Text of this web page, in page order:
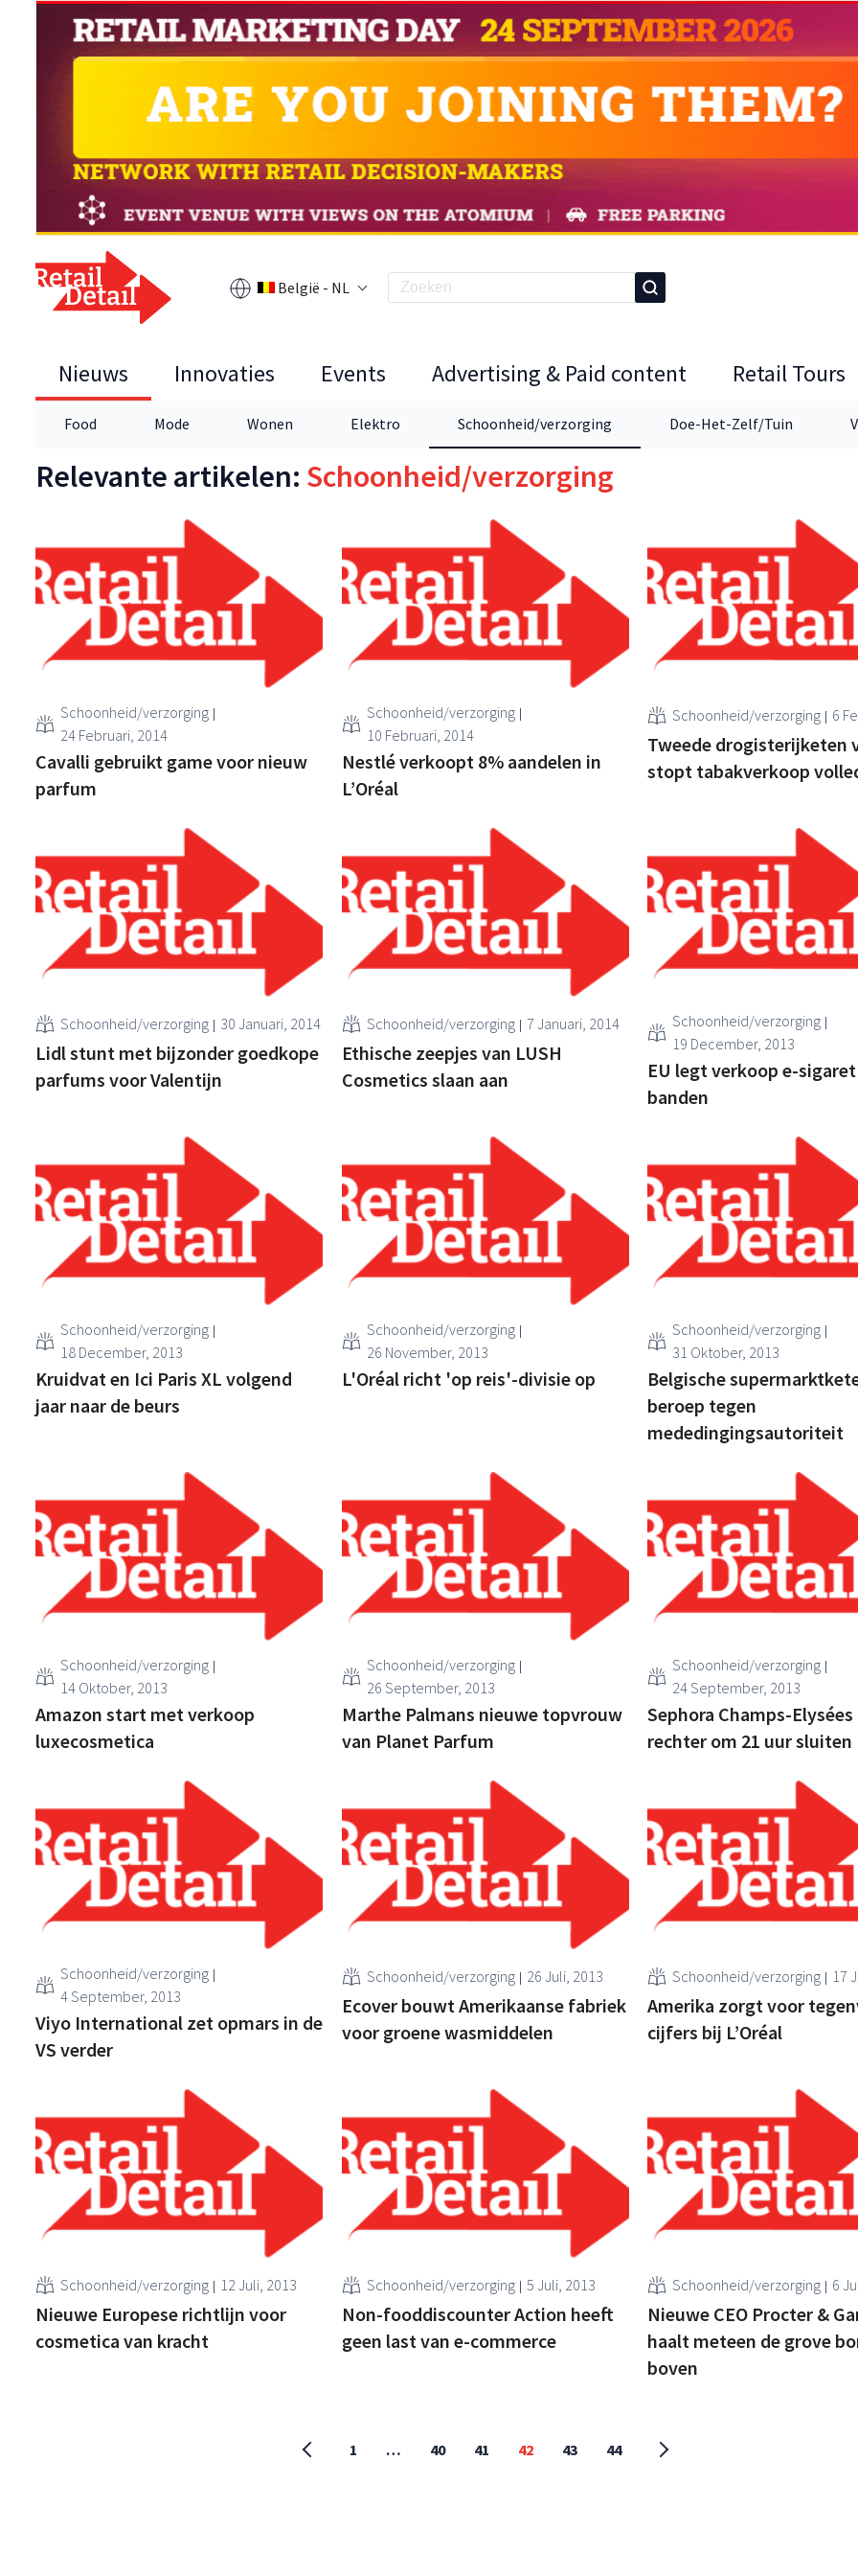
België - NL
Nieuws
Food Mode Wonen Elektro Schoonheid/verzorging Doe-Het-Zelf/Tuin
Innovaties Events Advertising & Paid content Retail Tours
Relevante artikelen: Schoonheid/verzorging
Schoonheid/verzorging
24 Februari, 2014
Cavalli gebruikt game voor nieuw
parfum
Schoonheid/verzorging
10 Februari, 2014
Nestlé verkoopt 8% aandelen in
L’Oréal
Schoonheid/verzorging 6
Tweede drogisterijketen
stopt tabakverkoop
Schoonheid/verzorging 30 Januari, 2014
Lidl stunt met bijzonder goedkope
parfums voor Valentijn
Schoonheid/verzorging 7 Januari, 2014
Ethische zeepjes van LUSH
Cosmetics slaan aan
Schoonheid/verzorging
19 December, 2013
EU legt verkoop e-
banden
Schoonheid/verzorging
18 December, 2013
Kruidvat en Ici Paris XL volgend
jaar naar de beurs
Schoonheid/verzorging
26 November, 2013
L'Oréal richt 'op reis'-divisie op
Schoonheid/verzorging
31 Oktober, 2013
Belgische
beroep tegen
mededingingsautoriteit
Schoonheid/verzorging
14 Oktober, 2013
Amazon start met verkoop
luxecosmetica
Schoonheid/verzorging
26 September, 2013
Marthe Palmans nieuwe topvrouw
van Planet Parfum
Schoonheid/verzorging
24 September, 2013
Sephora Champs-
rechter om 21 uur sluiten
Schoonheid/verzorging
4 September, 2013
Viyo International zet opmars in de
VS verder
Schoonheid/verzorging 26 Juli, 2013
Ecover bouwt Amerikaanse fabriek
voor groene wasmiddelen
Schoonheid/verzorging 17
Amerika zorgt voor
cijfers bij L’Oréal
Schoonheid/verzorging 12 Juli, 2013
Nieuwe Europese richtlijn voor
cosmetica van kracht
Schoonheid/verzorging 5 Juli, 2013
Non-fooddiscounter Action heeft
geen last van e-commerce
Schoonheid/verzorging 6
Nieuwe CEO Procter &
haalt meteen de grove
boven
1 … 40 41 42 43 44